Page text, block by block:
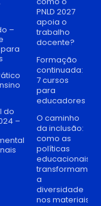
–
do
–
PNLD 2027
apoia o
trabalho
docente?
Formação
continuada:
7 cursos
para
educadores
O caminho
da inclusão:
como as
políticas
educacionais
transformam
a
diversidade
nos materiais